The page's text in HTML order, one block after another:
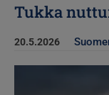
Tukka
20.5.2026